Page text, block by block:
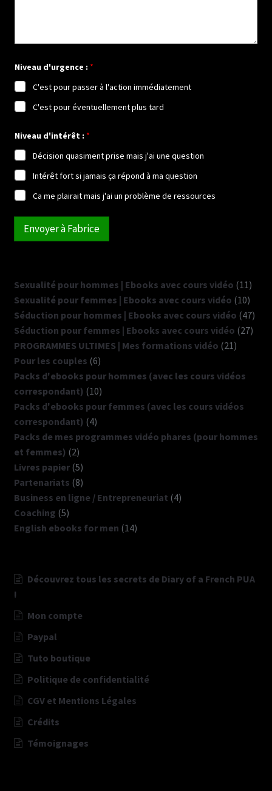
u
m
é
r
o
a
n
t
*
Niveau d'urgence : *
C'est pour passer à l'action immédiatement
C'est pour éventuellement plus tard
Niveau d'intérêt : *
Décision quasiment prise mais j'ai une question
Intérêt fort si jamais ça répond à ma question
Ca me plairait mais j'ai un problème de ressources
Envoyer à Fabrice
Sexualité pour hommes | Ebooks avec cours vidéo 1111
Sexualité pour femmes | Ebooks avec cours vidéo 1010
Séduction pour hommes | Ebooks avec cours vidéo 4747
Séduction pour femmes | Ebooks avec cours vidéo 2727
PROGRAMMES ULTIMES | Mes formations vidéo 2121
Pour les couples 66
produits
Packs d'ebooks pour hommes (avec les cours vidéos
correspondant) 1010
produits
Packs d'ebooks pour femmes (avec les cours vidéos
correspondant) 44
produits
Packs de mes programmes vidéo phares (pour hommes
et femmes) 22
produits
Livres papier 55
produits
Partenariats 88
produits
Business en ligne / Entrepreneuriat 44
Coaching 55
produits
English ebooks for men 1414
Découvrez tous les secrets de Diary of a French PUA
!
Mon compte
Paypal
Tuto boutique
Politique de confidentialité
CGV et Mentions Légales
Crédits
Témoignages